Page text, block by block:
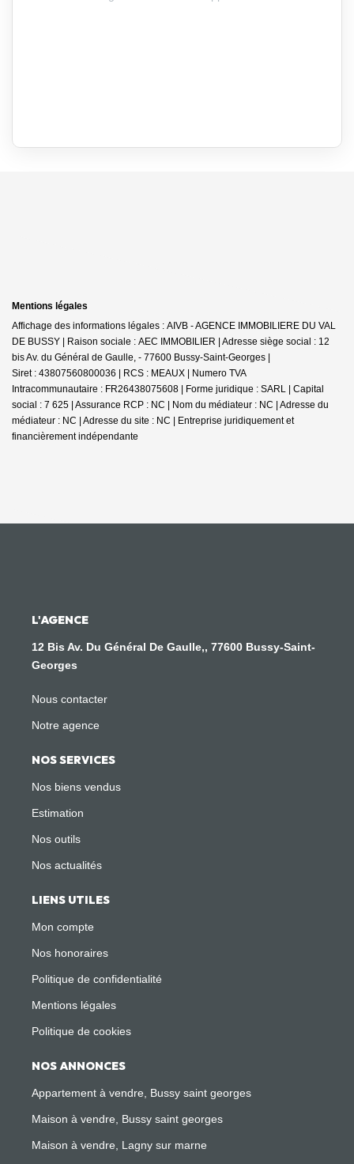
Mentions légales
Affichage des informations légales : AIVB - AGENCE IMMOBILIERE DU VAL
DE BUSSY | Raison sociale : AEC IMMOBILIER | Adresse siège social : 12
bis Av. du Général de Gaulle, - 77600 Bussy-Saint-Georges |
Siret : 43807560800036 | RCS : MEAUX | Numero TVA
Intracommunautaire : FR26438075608 | Forme juridique : SARL | Capital
social : 7 625 | Assurance RCP : NC | Nom du médiateur : NC | Adresse du
médiateur : NC | Adresse du site : NC | Entreprise juridiquement et
financièrement indépendante
L'AGENCE
12 Bis Av. Du Général De Gaulle,, 77600 Bussy-Saint-
Georges
Nous contacter
Notre agence
NOS SERVICES
Nos biens vendus
Estimation
Nos outils
Nos actualités
LIENS UTILES
Mon compte
Nos honoraires
Politique de confidentialité
Mentions légales
Politique de cookies
NOS ANNONCES
Appartement à vendre, Bussy saint georges
Maison à vendre, Bussy saint georges
Maison à vendre, Lagny sur marne